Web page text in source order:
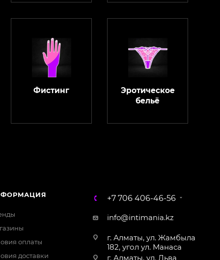
Фистинг
Эротическое
бельё
оплаты
доставки
+7 706 406-46-56
info@intimania.kz
г. Алматы, ул. Жамбыла
182, угол ул. Манаса
г. Алматы, ул. Льва